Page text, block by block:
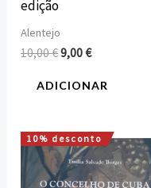
edição
Alentejo
10,00€9,00€
ADICIONAR
10% desconto
O
preço
original
O
preço
atual